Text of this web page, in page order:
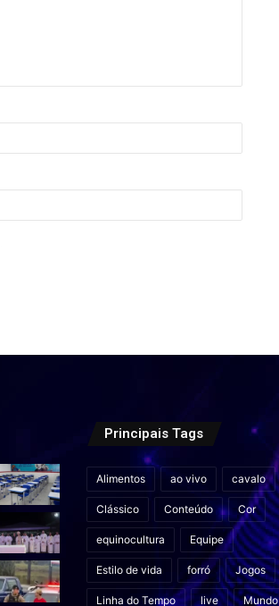
Principais Tags
Alimentos ao vivo cavalo
Clássico Conteúdo Cor
equinocultura Equipe
Estilo de vida forró Jogos
Linha do Tempo live Mundo